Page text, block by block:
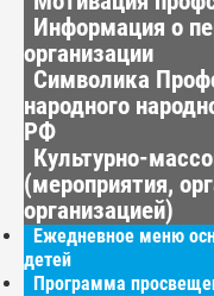
Информация о
организации
Символика
народного
РФ
Культурно-
(мероприятия,
организацией)
Ежедневное меню
детей
Программа